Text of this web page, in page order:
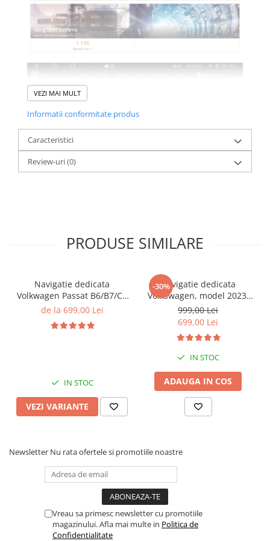
VEZI MAI MULT
Informatii conformitate produs
Caracteristici
Review-uri(0)
PRODUSE SIMILARE
Navigatie dedicata
Volkwagen Passat B6/B7/CC
Gri, 4GB RAM 64GB ROM,
Display QLED 10", DSP,
de la 699,00 Lei
IN STOC
VEZI VARIANTE
-30%Navigatie dedicata
Volkswagen, model 2023,
4GB RAM 64GB ROM,
Quadcore, Android 14,
Display QLED 7", DSP,
Carplay&Android Auto,
Suport camere AHD
999,00 Lei
699,00 Lei
IN STOC
ADAUGA IN COS
Newsletter Nu rata ofertele si promotiile noastre
Vreau sa primesc newsletter cu promotiile
magazinului. Afla mai multe in Politica de
Confidentialitate